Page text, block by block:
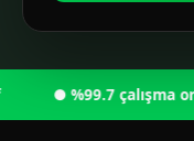
● %99.7 çalışma oranı